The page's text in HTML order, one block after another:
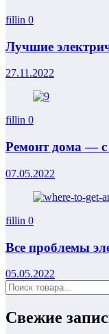
fillin 0
Лучшие
27.11.2022
fillin 0
Ремонт дома — с
07.05.2022
fillin 0
Все проблемы
05.05.2022
Свежие